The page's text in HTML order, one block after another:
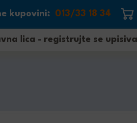
kupovini: 013/33 18 34
lica - registrujte se